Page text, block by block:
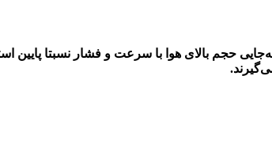
حجم بالای هوا با سرعت و فشار نسبتا پایین